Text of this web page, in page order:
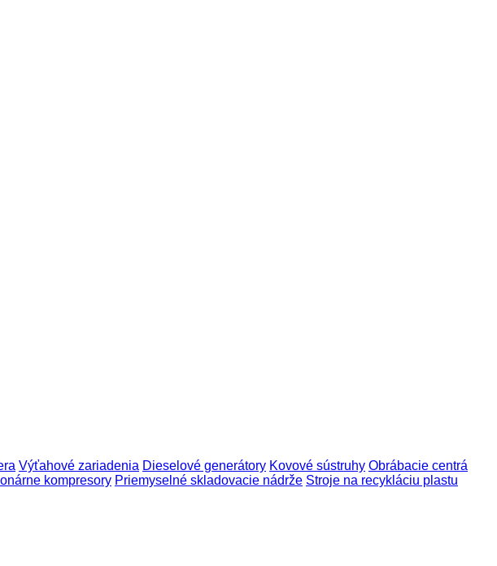
Výťahové zariadenia Dieselové generátory Kovové sústruhy Obrábacie centrá
kompresory Priemyselné skladovacie nádrže Stroje na recykláciu plastu